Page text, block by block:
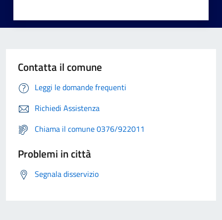
Contatta il comune
Leggi le domande frequenti
Richiedi Assistenza
Chiama il comune 0376/922011
Problemi in città
Segnala disservizio